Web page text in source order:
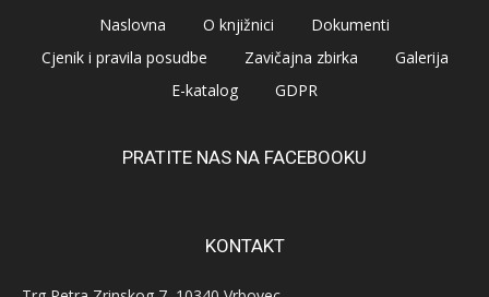
Naslovna O knjižnici
Dokumenti
Cjenik i pravila posudbe
Zavičajna zbirka
Galerija
E-katalog
GDPR
PRATITE NAS NA FACEBOOKU
KONTAKT